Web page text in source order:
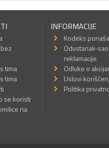
tima
tima
se koristi
na
INFORMACIJE
Kodeks
Odustanak-
reklamacije
Odluke o
Uslovi
Politika